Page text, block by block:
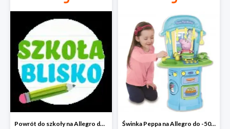
Powrót do szkoły na Allegro do -30% Świnka Peppa na Allegro do -50%